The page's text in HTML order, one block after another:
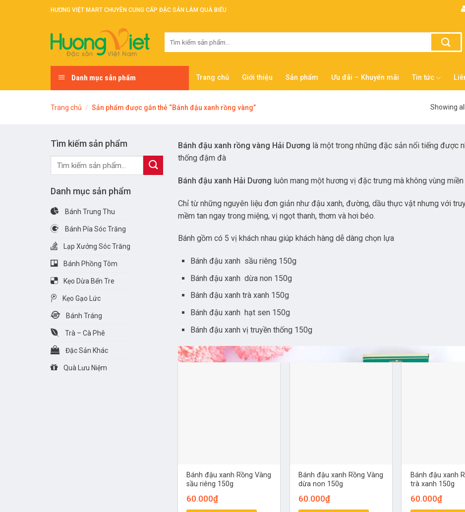
HƯƠNG VIỆT MART CHUYÊN CUNG CẤP ĐẶC SẢN LÀM QUÀ BIẾU
Danh mục sản phẩm Trang chủ Giới thiệu Sản phẩm Ưu đãi – Khuyến mãi Tin tức
Trang chủ / Sản phẩm được gắn thẻ “Bánh đậu xanh rồng vàng” Showing
Tìm kiếm sản phẩm
Tìm
Danh mục sản phẩm
Bánh Trung Thu
Bánh Pía Sóc Trăng
Lạp Xưởng Sóc Trăng
Bánh Phồng Tôm
Kẹo Dừa Bến Tre
Kẹo Gạo Lức
Bánh Tráng
Trà – Cà Phê
Đặc Sản Khác
Quà Lưu Niệm
Bánh đậu xanh rồng vàng Hải Dương là một trong những đặc sản nổi tiếng được
thống đậm đà
Bánh đậu xanh Hải Dương luôn mang một hương vị đặc trưng mà không vùng
Chỉ từ những nguyên liệu đơn giản như đậu xanh, đường, dầu thực vật nhưng với
mềm tan ngay trong miệng, vị ngọt thanh, thơm và hơi béo.
Bánh gồm có 5 vị khách nhau giúp khách hàng dễ dàng chọn lựa
Bánh đậu xanh sầu riêng 150g
Bánh đậu xanh dừa non 150g
Bánh đậu xanh trà xanh 150g
Bánh đậu xanh hạt sen 150g
Bánh đậu xanh vị truyền thống 150g
Bánh đậu xanh Rồng Vàng
sầu riêng 150g
60.000₫
Bánh đậu xanh Rồng Vàng
dừa non 150g
60.000₫
Bánh đậu xanh
trà xanh 150g
60.000₫